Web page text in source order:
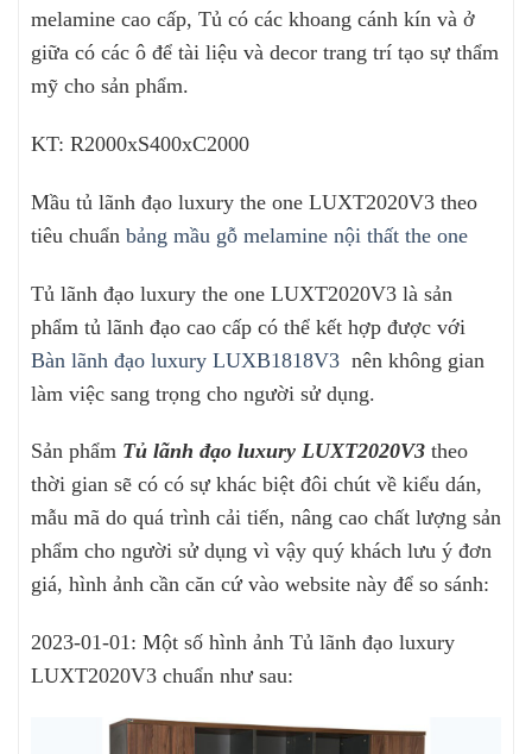
melamine cao cấp, Tủ có các khoang cánh kín và ở
giữa có các ô để tài liệu và decor trang trí tạo sự thẩm
mỹ cho sản phẩm.
KT: R2000xS400xC2000
Mầu tủ lãnh đạo luxury the one LUXT2020V3 theo
tiêu chuẩn bảng mầu gỗ melamine nội thất the one
Tủ lãnh đạo luxury the one LUXT2020V3 là sản
phẩm tủ lãnh đạo cao cấp có thể kết hợp được với
Bàn lãnh đạo luxury LUXB1818V3 nên không gian
làm việc sang trọng cho người sử dụng.
Sản phẩm Tủ lãnh đạo luxury LUXT2020V3 theo
thời gian sẽ có có sự khác biệt đôi chút về kiểu dán,
mẫu mã do quá trình cải tiến, nâng cao chất lượng sản
phẩm cho người sử dụng vì vậy quý khách lưu ý đơn
giá, hình ảnh cần căn cứ vào website này để so sánh:
2023-01-01: Một số hình ảnh Tủ lãnh đạo luxury
LUXT2020V3 chuẩn như sau: